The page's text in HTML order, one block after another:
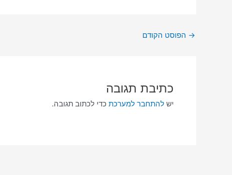
→ הפוסט הקודם
כתיבת תגובה
יש להתחבר למערכת כדי לכתוב תגובה.